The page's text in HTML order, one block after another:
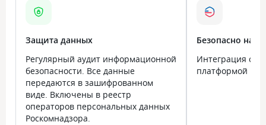
Защита данных
Регулярный аудит информационной
безопасности. Все данные
передаются в зашифрованном
виде. Включены в реестр
операторов персональных данных
Роскомнадзора.
Безопасно на
Интеграция с
платформой